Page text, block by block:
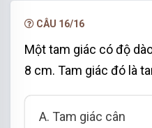
CÂU 16/16
Một tam giác có độ
8 cm. Tam giác đó là
A. Tam giác cân